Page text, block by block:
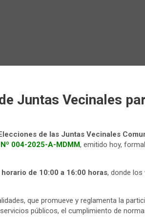
Juntas Vecinales
de las Juntas Vecinales
004-2025-A-MDMM, emitido hoy,
de 10:00 a 16:00 horas, donde los
que promueve y reglamenta la
públicos, el cumplimiento de